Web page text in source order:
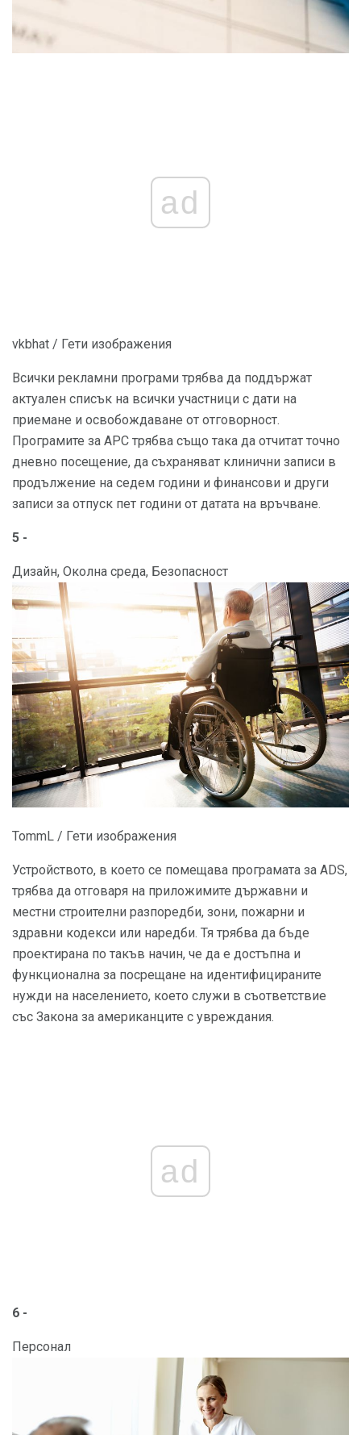
ad
vkbhat / Гети изображения
Всички рекламни програми трябва да поддържат
актуален списък на всички участници с дати на
приемане и освобождаване от отговорност.
Програмите за АРС трябва също така да отчитат точно
дневно посещение, да съхраняват клинични записи в
продължение на седем години и финансови и други
записи за отпуск пет години от датата на връчване.
5 -
Дизайн, Околна среда, Безопасност
TommL / Гети изображения
Устройството, в което се помещава програмата за ADS,
трябва да отговаря на приложимите държавни и
местни строителни разпоредби, зони, пожарни и
здравни кодекси или наредби. Тя трябва да бъде
проектирана по такъв начин, че да е достъпна и
функционална за посрещане на идентифицираните
нужди на населението, което служи в съответствие
със Закона за американците с увреждания.
ad
6 -
Персонал